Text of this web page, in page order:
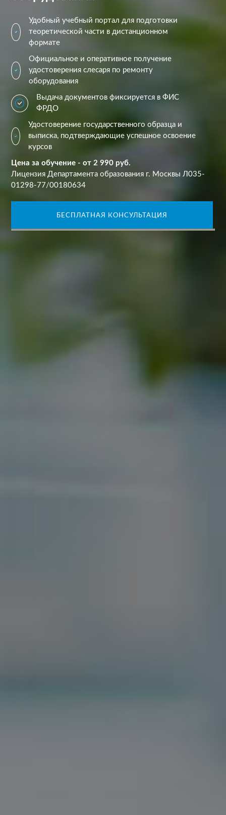
Удобный учебный портал для подготовки
теоретической части в дистанционном
формате
Официальное и оперативное получение
удостоверения слесаря по ремонту
оборудования
Выдача документов фиксируется в ФИС
ФРДО
Удостоверение государственного образца и
выписка, подтверждающие успешное освоение
курсов
Цена за обучение - от 2 990 руб.
Лицензия Департамента образования г. Москвы Л035-
01298-77/00180634
БЕСПЛАТНАЯ КОНСУЛЬТАЦИЯ